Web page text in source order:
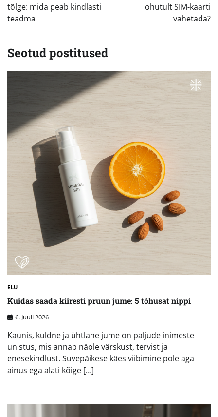
tõlge: mida peab kindlasti
teadma
ohutult SIM-kaarti
vahetada?
Seotud postitused
ELU
Kuidas saada kiiresti pruun jume: 5 tõhusat nippi
6. Juuli 2026
Kaunis, kuldne ja ühtlane jume on paljude inimeste
unistus, mis annab näole värskust, tervist ja
enesekindlust. Suvepäikese käes viibimine pole aga
ainus ega alati kõige […]